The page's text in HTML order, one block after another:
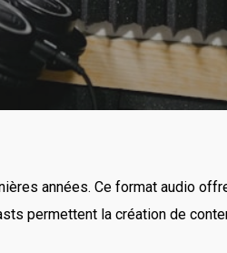
années. Ce format audio
permettent la création de